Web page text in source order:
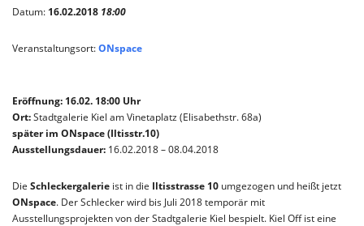
Datum: 16.02.2018 18:00
Veranstaltungsort:ONspace
Eröffnung: 16.02. 18:00 Uhr
Ort:Stadtgalerie Kiel am Vinetaplatz (Elisabethstr. 68a)
später im ONspace (Iltisstr.10)
Ausstellungsdauer: 16.02.2018 – 08.04.2018
Die Schleckergalerie ist in die Iltisstrasse 10 umgezogen und heißt jetzt
ONspace. Der Schlecker wird bis Juli 2018 temporär mit
Ausstellungsprojekten von der Stadtgalerie Kiel bespielt. Kiel Off ist eine